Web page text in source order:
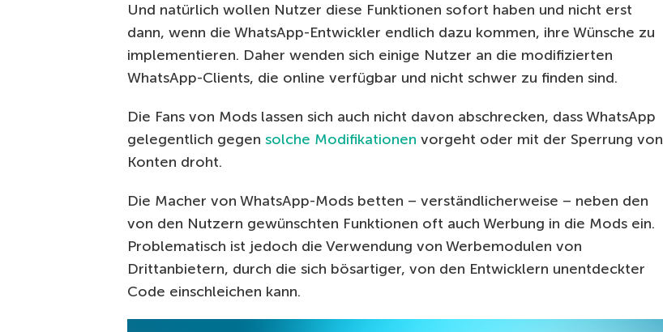
Und natürlich wollen Nutzer diese Funktionen sofort haben und nicht erst
dann, wenn die WhatsApp-Entwickler endlich dazu kommen, ihre Wünsche zu
implementieren. Daher wenden sich einige Nutzer an die modifizierten
WhatsApp-Clients, die online verfügbar und nicht schwer zu finden sind.
Die Fans von Mods lassen sich auch nicht davon abschrecken, dass WhatsApp
gelegentlich gegen solche Modifikationen vorgeht oder mit der Sperrung von
Konten droht.
Die Macher von WhatsApp-Mods betten – verständlicherweise – neben den
von den Nutzern gewünschten Funktionen oft auch Werbung in die Mods ein.
Problematisch ist jedoch die Verwendung von Werbemodulen von
Drittanbietern, durch die sich bösartiger, von den Entwicklern unentdeckter
Code einschleichen kann.